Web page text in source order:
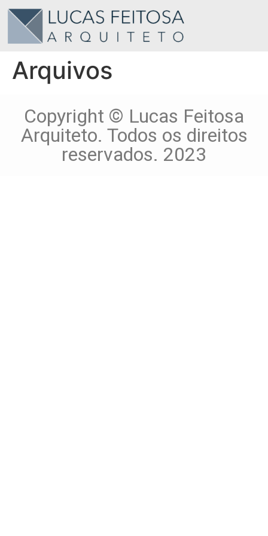
Arquivos
Copyright © Lucas Feitosa
Arquiteto. Todos os direitos
reservados. 2023